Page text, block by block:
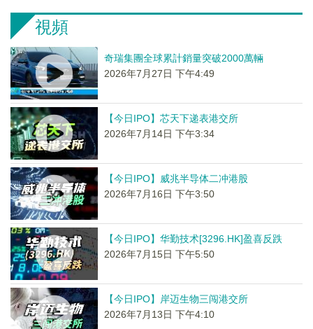
視頻
奇瑞集團全球累計銷量突破2000萬輛
2026年7月27日 下午4:49
【今日IPO】芯天下递表港交所
2026年7月14日 下午3:34
【今日IPO】威兆半导体二冲港股
2026年7月16日 下午3:50
【今日IPO】华勤技术[3296.HK]盈喜反跌
2026年7月15日 下午5:50
【今日IPO】岸迈生物三闯港交所
2026年7月13日 下午4:10